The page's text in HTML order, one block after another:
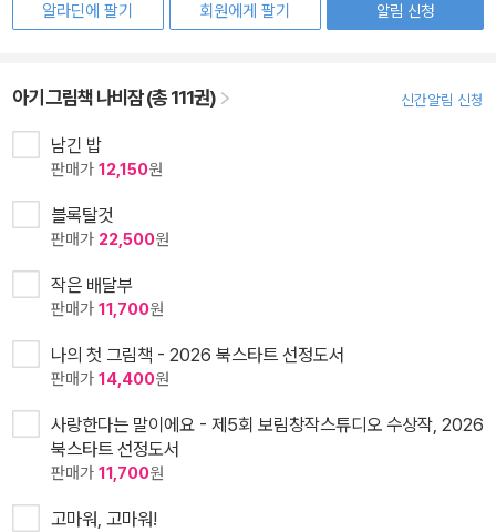
알라딘에 팔기
회원에게 팔기
알림 신청
아기 그림책 나비잠 (총 111권) 신간알림 신청
남긴 밥
판매가 12,150원
블록탈것
판매가 22,500원
작은 배달부
판매가 11,700원
나의 첫 그림책 - 2026 북스타트 선정도서
판매가 14,400원
사랑한다는 말이에요 - 제5회 보림창작스튜디오 수상작, 2026
북스타트 선정도서
판매가 11,700원
고마워, 고마워!